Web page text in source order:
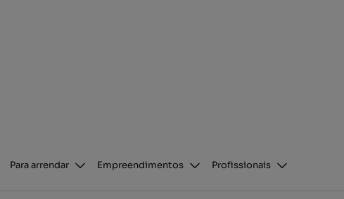
Para arrendar Empreendimentos Profissionais